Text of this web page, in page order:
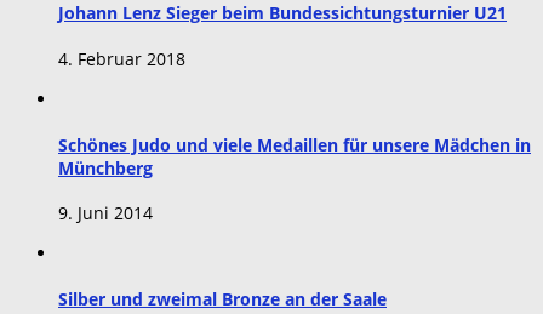
Johann Lenz Sieger beim Bundessichtungsturnier U21
4. Februar 2018
Schönes Judo und viele Medaillen für unsere Mädchen in
Münchberg
9. Juni 2014
Silber und zweimal Bronze an der Saale